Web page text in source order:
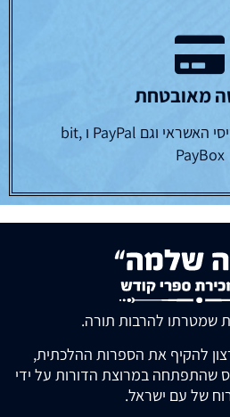
מאובטחת
עובדים עם כל כרטיסי האשראי וגם PayPal ו bit,
PayBox
שמטרתו להרבות תורה.
להקיף את הספרות ההלכתית,
שהתפתחה במרוצת הדורות על ידי
של עם ישראל.